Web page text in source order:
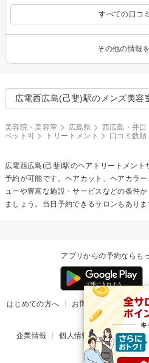
すべての口コ
その他の情報
広電西広島(己斐)駅のメンズ美容
美容院・美容室 広島県 西広島・井口
ペット可
トリートメント 口コミ数順
広電西広島(己斐)駅のヘアトリートメント
予約が可能です。ヘアカット、ヘアカラ
ューや豊富な施設・サービスなどの条件
ましょう。当日予約できるサロンもありま
アプリからの予約ならも
はじめての方へ お問い合わせ ヘル
掲載ご希望のサ
企業情報 個人情報保護方針 楽天
© Rakuten